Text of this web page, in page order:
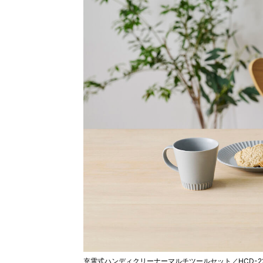
充電式ハンディクリーナーマルチツールセット／HCD-